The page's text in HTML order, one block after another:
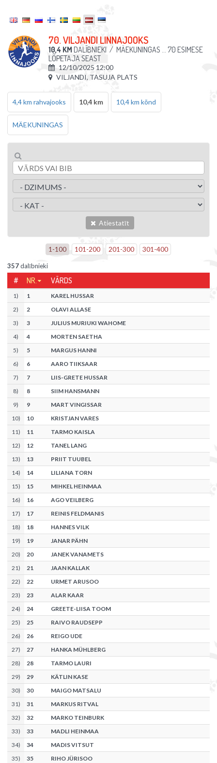
70. VILJANDI LINNAJOOKS
10,4 KM DALĪBNIEKI / MÄEKUNINGAS ... 70 ESIMESE
LÕPETAJA SEAST
12/10/2025 12:00
VILJANDI, TASUJA PLATS
4,4 km rahvajooks 10,4 km 10,4 km kõnd
MÄEKUNINGAS
Atiestatīt
1-100 101-200 201-300 301-400
357dalībnieki
# NR. VĀRDS
1) 1
KAREL HUSSAR
2) 2
OLAVI ALLASE
3) 3
JULIUS MURIUKI WAHOME
4) 4
MORTEN SAETHA
5) 5
MARGUS HANNI
6) 6
AARO TIIKSAAR
7) 7
LIIS-GRETE HUSSAR
8) 8
SIIM HANSMANN
9) 9
MART VINGISSAR
10) 10
KRISTJAN VARES
11) 11
TARMO KAISLA
12) 12
TANEL LANG
13) 13
PRIIT TUUBEL
14) 14
LILIANA TORN
15) 15
MIHKEL HEINMAA
16) 16
AGO VEILBERG
17) 17
REINIS FELDMANIS
18) 18
HANNES VILK
19) 19
JANAR PÄHN
20) 20
JANEK VANAMETS
21) 21
JAAN KALLAK
22) 22
URMET ARUSOO
23) 23
ALAR KAAR
24) 24
GREETE-LIISA TOOM
25) 25
RAIVO RAUDSEPP
26) 26
REIGO UDE
27) 27
HANKA MÜHLBERG
28) 28
TARMO LAURI
29) 29
KÄTLIN KASE
30) 30
MAIGO MATSALU
31) 31
MARKUS RITVAL
32) 32
MARKO TEINBURK
33) 33
MADLI HEINMAA
34) 34
MADIS VITSUT
35) 35
RIHO JÜRISOO